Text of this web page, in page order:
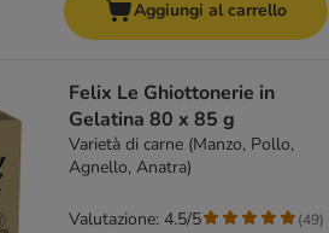
Aggiungi al carrello
Felix Le Ghiottonerie in
Gelatina 80 x 85 g
Varietà di carne (Manzo, Pollo,
Agnello, Anatra)
Valutazione: 4.5/5 (49)